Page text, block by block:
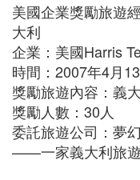
美國企業獎勵旅遊
大利
企業：美國Harris
時間：2007年4月
獎勵旅遊內容：義
獎勵人數：30人
委託旅遊公司：夢
——一家義大利旅遊